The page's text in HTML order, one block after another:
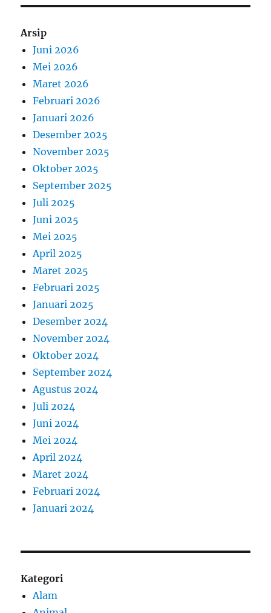
Arsip
Juni 2026
Mei 2026
Maret 2026
Februari 2026
Januari 2026
Desember 2025
November 2025
Oktober 2025
September 2025
Juli 2025
Juni 2025
Mei 2025
April 2025
Maret 2025
Februari 2025
Januari 2025
Desember 2024
November 2024
Oktober 2024
September 2024
Agustus 2024
Juli 2024
Juni 2024
Mei 2024
April 2024
Maret 2024
Februari 2024
Januari 2024
Kategori
Alam